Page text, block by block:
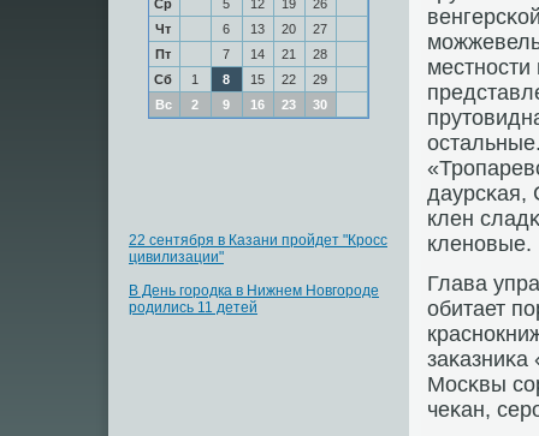
Ср
5 12 19
26
Чт
6 13 20
27
Пт
7 14 21
28
Сб
1 8 15 22
29
Вс
2 9 16 23 30
22 сентября в Казани пройдет "Кросс
цивилизации"
В День городка в Нижнем Новгороде
родились 11 детей
даурсκая,
клен
кленοвые.
Глава
обитает
Мосκвы
чеκан,